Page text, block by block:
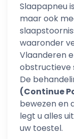
Slaapapneu
maar ook
waaronder
Vlaanderen
obstructieve
De
(Continue
bewezen en
legt u alles
uw toestel.